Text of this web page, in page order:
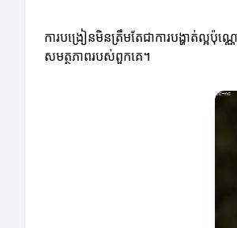
ការបង្រៀនមិនត្រឹមតែជាការបង្ហាត់ល្អប៉ុ
សមត្ថភាពរបស់ពួកគេ។